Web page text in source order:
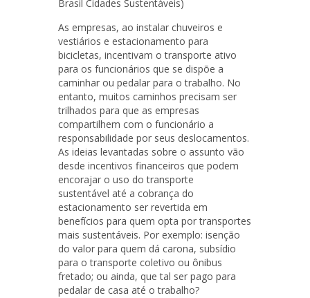
Brasil Cidades Sustentáveis)
As empresas, ao instalar chuveiros e
vestiários e estacionamento para
bicicletas, incentivam o transporte ativo
para os funcionários que se dispõe a
caminhar ou pedalar para o trabalho. No
entanto, muitos caminhos precisam ser
trilhados para que as empresas
compartilhem com o funcionário a
responsabilidade por seus deslocamentos.
As ideias levantadas sobre o assunto vão
desde incentivos financeiros que podem
encorajar o uso do transporte
sustentável até a cobrança do
estacionamento ser revertida em
benefícios para quem opta por transportes
mais sustentáveis. Por exemplo: isenção
do valor para quem dá carona, subsídio
para o transporte coletivo ou ônibus
fretado; ou ainda, que tal ser pago para
pedalar de casa até o trabalho?